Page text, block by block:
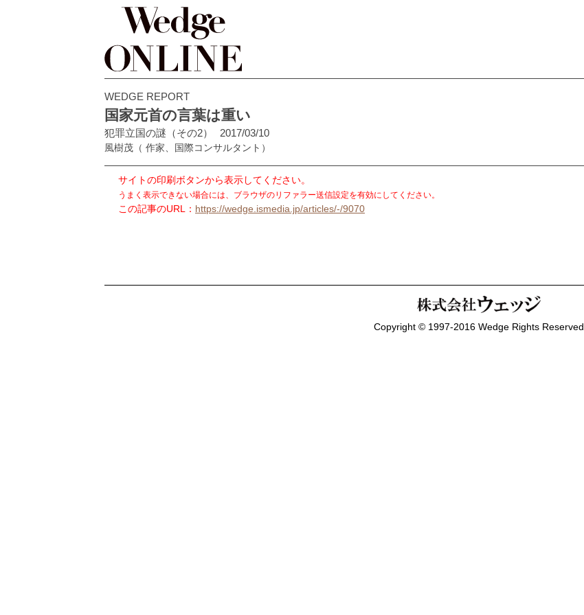
WEDGE REPORT
国家元首の言葉は重い
犯罪立国の謎（その2） 2017/03/10
風樹茂 （ 作家、国際コンサルタント）
サイトの印刷ボタンから表示してください。
うまく表示できない場合には、ブラウザのリファラー送信設定を有効にしてください。
この記事のURL： https://wedge.ismedia.jp/articles/-/9070
Copyright © 1997-2016 Wedge Rights Reserved